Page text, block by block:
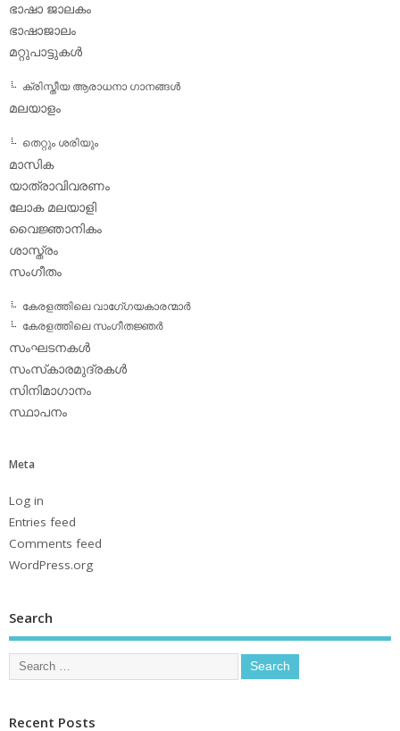
ഭാഷാ ജാലകം
ഭാഷാജാലം
മറ്റുപാട്ടുകള്‍
ക്രിസ്തീയ ആരാധനാ ഗാനങ്ങള്‍
മലയാളം
തെറ്റും ശരിയും
മാസിക
യാത്രാവിവരണം
ലോക മലയാളി
വൈജ്ഞാനികം
ശാസ്ത്രം
സംഗീതം
കേരളത്തിലെ വാഗേ്ഗയകാരന്മാര്‍
കേരളത്തിലെ സംഗീതജ്ഞര്‍
സംഘടനകള്‍
സംസ്‌കാരമുദ്രകള്‍
സിനിമാഗാനം
സ്ഥാപനം
Meta
Log in
Entries feed
Comments feed
WordPress.org
Search
Recent Posts